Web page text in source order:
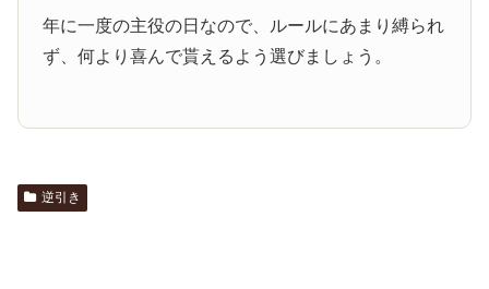
年に一度の主役の日なので、ルールにあまり縛られ
ず、何より喜んで貰えるよう選びましょう。
逆引き